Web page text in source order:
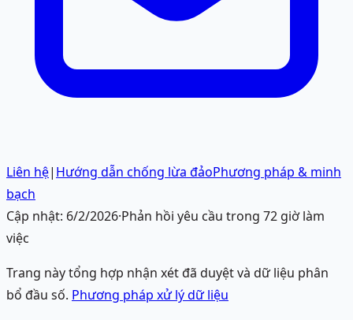
Liên hệ| Hướng dẫn chống lừa đảoPhương pháp & minh
bạch
Cập nhật: 6/2/2026·Phản hồi yêu cầu trong 72 giờ làm
việc
Trang này tổng hợp nhận xét đã duyệt và dữ liệu phân
bổ đầu số. Phương pháp xử lý dữ liệu